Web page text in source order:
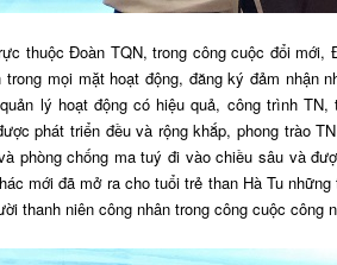
thuộc Đoàn TQN, trong công cuộc đổi
trong mọi mặt hoạt động, đăng ký đảm nhận
lý hoạt động có hiệu quả, công trình
phát triển đều và rộng khắp, phong trào
phòng chống ma tuý đi vào chiều sâu và
mới đã mở ra cho tuổi trẻ than Hà Tu
thanh niên công nhân trong công cuộc công